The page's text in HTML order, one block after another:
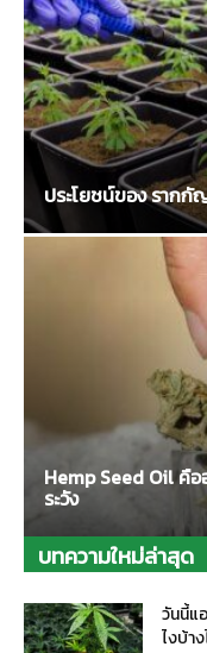
ประโยชน์ของ ราก
Hemp Seed Oil คือ
ระวัง
บทความใหม่ล่าสุด
วันนี้แ
ไงบ้า